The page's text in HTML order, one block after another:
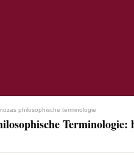
philosophische terminologie